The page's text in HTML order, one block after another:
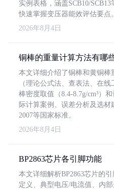
实例表格，涵盖SCB10/
快速掌握变压器能效评估要点。
2026年8月4日
铜棒的重量计算方法有哪
本文详细介绍了铜棒和黄铜棒
（理论公式法、查表法、在
棒密度取值（8.4-8.7g/cm³）
际计算案例、误差分析及选材
2007等国家标准。
2026年8月4日
BP2863芯片各引脚功能
本文详细解析BP2863芯片的
定义、典型电压/电流值、内